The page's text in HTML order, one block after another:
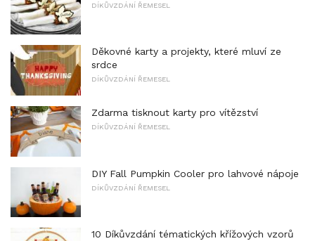
DÍKŮVZDÁNÍ ŘEMESEL
Děkovné karty a projekty, které mluví ze
srdce
DÍKŮVZDÁNÍ ŘEMESEL
Zdarma tisknout karty pro vítězství
DÍKŮVZDÁNÍ ŘEMESEL
DIY Fall Pumpkin Cooler pro lahvové nápoje
DÍKŮVZDÁNÍ ŘEMESEL
10 Díkůvzdání tématických křížových vzorů